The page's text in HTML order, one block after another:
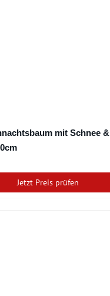
mit Schnee &
Jetzt Preis prüfen